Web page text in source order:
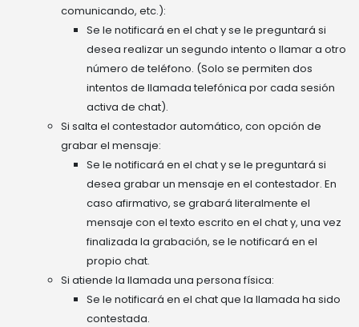
comunicando, etc.):
Se le notificará en el chat y se le preguntará si
desea realizar un segundo intento o llamar a otro
número de teléfono. (Solo se permiten dos
intentos de llamada telefónica por cada sesión
activa de chat).
Si salta el contestador automático, con opción de
grabar el mensaje:
Se le notificará en el chat y se le preguntará si
desea grabar un mensaje en el contestador. En
caso afirmativo, se grabará literalmente el
mensaje con el texto escrito en el chat y, una vez
finalizada la grabación, se le notificará en el
propio chat.
Si atiende la llamada una persona física:
Se le notificará en el chat que la llamada ha sido
contestada.